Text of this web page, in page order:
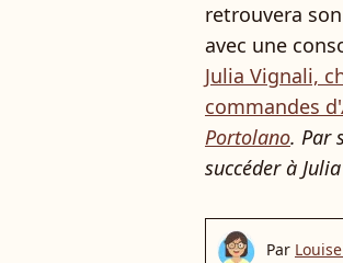
retrouvera
avec une
Julia Vignali,
commandes d'
Portolano. Par
succéder à
Par